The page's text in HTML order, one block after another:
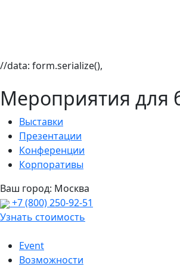
//data: form.serialize(),
Мероприятия для
Выставки
Презентации
Конференции
Корпоративы
Ваш город: Москва
+7 (800) 250-92-51
Узнать стоимость
Event
Возможности